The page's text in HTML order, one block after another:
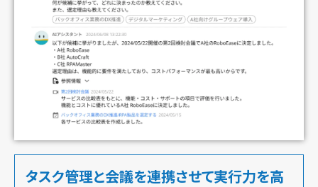
タスク管理と会議を連携させて実行力を高